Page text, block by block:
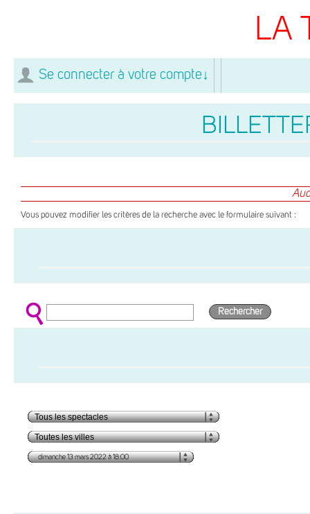
LA
Se connecter à votre compte↓
Vous pouvez modifier les critères de la recherche avec le formulaire suivant :
Rechercher